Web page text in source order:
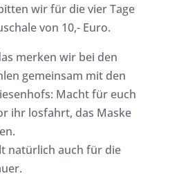
wir für die vier Tage
von 10,- Euro.
merken wir bei den
gemeinsam mit den
Macht für euch
ihr losfahrt, das Maske
natürlich auch für die